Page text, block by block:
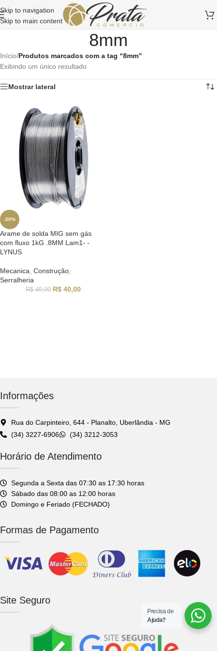
Skip to navigation
Skip to main content
8mm
Início/Produtos marcados com a tag “8mm”
Exibindo um único resultado
Mostrar lateral
-20%
Arame de solda MIG sem gás
com fluxo 1kG .8MM Lam1- -
LYNUS
Mecanica Construção
Serralheria
R$49,99 R$40,00
Informações
Rua do Carpinteiro, 644 - Planalto, Uberlândia - MG
(34) 3227-6906
(34) 3212-3053
Horário de Atendimento
Segunda a Sexta das 07:30 as 17:30 horas
Sábado das 08:00 as 12:00 horas
Domingo e Feriado (FECHADO)
Formas de Pagamento
Site Seguro
Precisa de
Ajuda?